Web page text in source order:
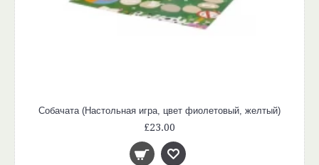
Собачата (Настольная игра, цвет фиолетовый, желтый)
£23.00